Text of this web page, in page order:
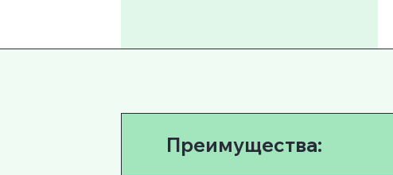
Преимущества: